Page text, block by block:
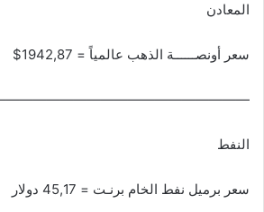
المعادن
سعر أونصــــــة الذهب عالمياً = 1942,87$
النفط
سعر برميل نفط الخام برنـت = 45,17 دولار